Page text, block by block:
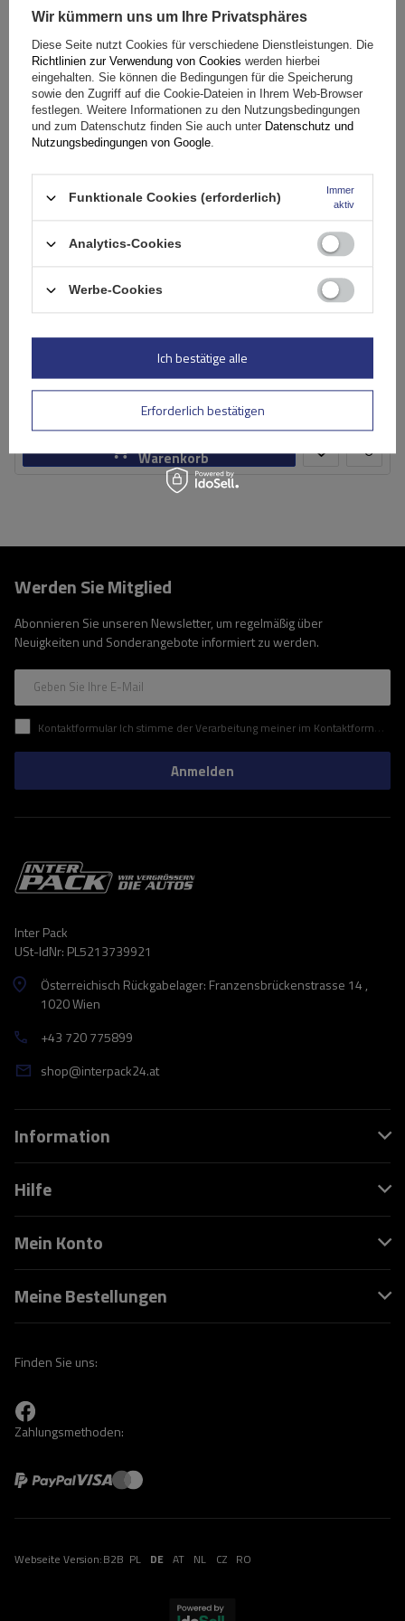
Peruzzo Firenze 2 E-Bike – Heckklappen-Fahrradträger
Maximales Fahrradgewicht:
22,5 kg
Nutzlast der Haltebügel:
45 kg
kompatibel mit Elektrofahrrädern
Aluminiumkonstruktion
179,99 €inkl. MwSt
Große Menge verfügbar Wir versenden schon am
Warenkorb
Werden Sie Mitglied
Abonnieren Sie unseren Newsletter, um regelmäßig über
Neuigkeiten und Sonderangebote informiert zu werden.
Geben Sie Ihre E-Mail
Kontaktformular Ich stimme der Verarbeitung meiner im Kontaktformular enthaltenen personenbezogenen Daten gemäß der Verordnung (EU) des Europäischen Parlaments und des Rates zu.
Anmelden
Inter Pack
USt-IdNr: PL5213739921
Österreichisch Rückgabelager: Franzensbrückenstrasse 14 ,
1020 Wien
+43 720 775899
shop@interpack24.at
Information
Hilfe
Mein Konto
Meine Bestellungen
Finden Sie uns:
Zahlungsmethoden:
Webseite Version:B2B PL DE AT NL CZ RO
Wir kümmern uns um Ihre Privatsphäres
Diese Seite nutzt Cookies für verschiedene Dienstleistungen. Die
Richtlinien zur Verwendung von Cookies werden hierbei
eingehalten. Sie können die Bedingungen für die Speicherung
sowie den Zugriff auf die Cookie-Dateien in Ihrem Web-Browser
festlegen. Weitere Informationen zu den Nutzungsbedingungen
und zum Datenschutz finden Sie auch unter Datenschutz und
Nutzungsbedingungen von Google.
Funktionale Cookies (erforderlich)
Immer
aktiv
Analytics-Cookies
Werbe-Cookies
Erforderlich bestätigen
Ich bestätige alle